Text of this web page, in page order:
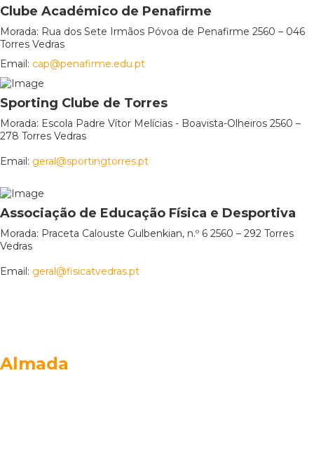
Clube Académico de Penafirme
Morada: Rua dos Sete Irmãos Póvoa de Penafirme 2560 – 046
Torres Vedras
Email: cap@penafirme.edu.pt
Sporting Clube de Torres
Morada: Escola Padre Vítor Melícias - Boavista-Olheiros 2560 –
278 Torres Vedras
Email: geral@sportingtorres.pt
Associação de Educação Física e Desportiva
Morada: Praceta Calouste Gulbenkian, n.º 6 2560 – 292 Torres
Vedras
Email: geral@fisicatvedras.pt
Almada